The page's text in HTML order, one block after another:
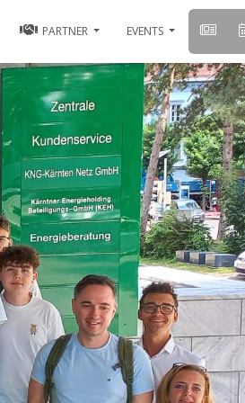
PARTNER EVENTS